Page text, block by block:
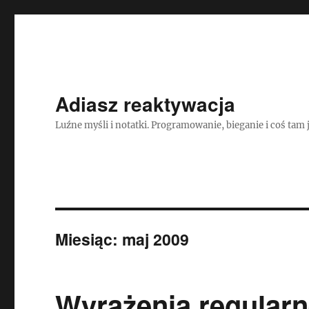
Adiasz reaktywacja
Luźne myśli i notatki. Programowanie, bieganie i coś tam
Miesiąc: maj 2009